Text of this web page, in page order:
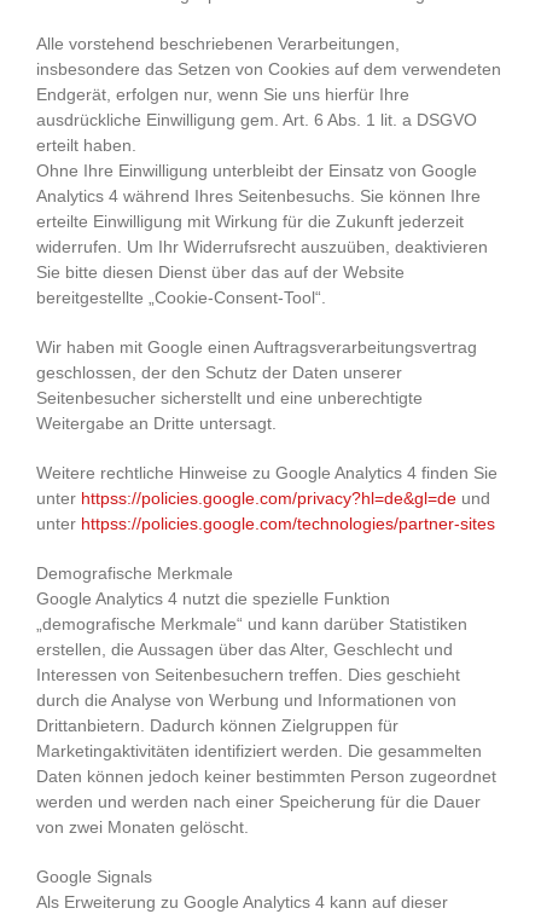
Alle vorstehend beschriebenen Verarbeitungen,
insbesondere das Setzen von Cookies auf dem verwendeten
Endgerät, erfolgen nur, wenn Sie uns hierfür Ihre
ausdrückliche Einwilligung gem. Art. 6 Abs. 1 lit. a DSGVO
erteilt haben.
Ohne Ihre Einwilligung unterbleibt der Einsatz von Google
Analytics 4 während Ihres Seitenbesuchs. Sie können Ihre
erteilte Einwilligung mit Wirkung für die Zukunft jederzeit
widerrufen. Um Ihr Widerrufsrecht auszuüben, deaktivieren
Sie bitte diesen Dienst über das auf der Website
bereitgestellte „Cookie-Consent-Tool“.
Wir haben mit Google einen Auftragsverarbeitungsvertrag
geschlossen, der den Schutz der Daten unserer
Seitenbesucher sicherstellt und eine unberechtigte
Weitergabe an Dritte untersagt.
Weitere rechtliche Hinweise zu Google Analytics 4 finden Sie
unter httpss://policies.google.com/privacy?hl=de&gl=de und
unter httpss://policies.google.com/technologies/partner-sites
Demografische Merkmale
Google Analytics 4 nutzt die spezielle Funktion
„demografische Merkmale“ und kann darüber Statistiken
erstellen, die Aussagen über das Alter, Geschlecht und
Interessen von Seitenbesuchern treffen. Dies geschieht
durch die Analyse von Werbung und Informationen von
Drittanbietern. Dadurch können Zielgruppen für
Marketingaktivitäten identifiziert werden. Die gesammelten
Daten können jedoch keiner bestimmten Person zugeordnet
werden und werden nach einer Speicherung für die Dauer
von zwei Monaten gelöscht.
Google Signals
Als Erweiterung zu Google Analytics 4 kann auf dieser